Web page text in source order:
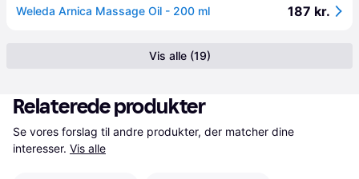
Weleda Arnica Massage Oil - 200 ml 187 kr.
Vis alle (19)
Relaterede produkter
Se vores forslag til andre produkter, der matcher dine
interesser. Vis alle